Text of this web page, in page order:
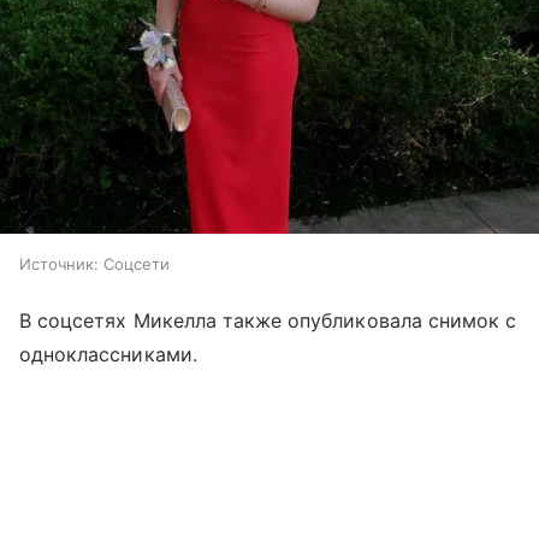
Источник: Соцсети
В соцсетях Микелла также опубликовала снимок с
одноклассниками.